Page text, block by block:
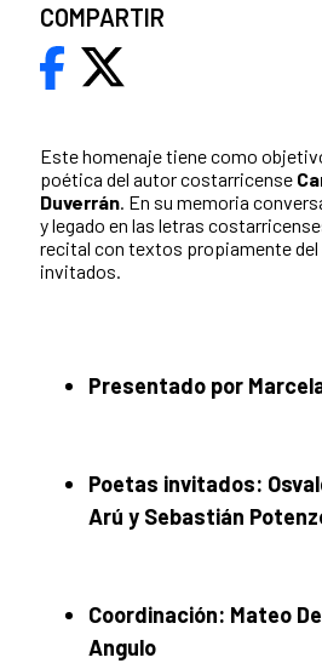
Este homenaje tiene como
poética del autor costarricense
Duverrán . En su memoria
y legado en las letras
recital con textos propiamente del
invitados.
Presentado por
Poetas invitados:
Arú y Sebastián
Coordinación: Mateo
Angulo
COMPARTIR